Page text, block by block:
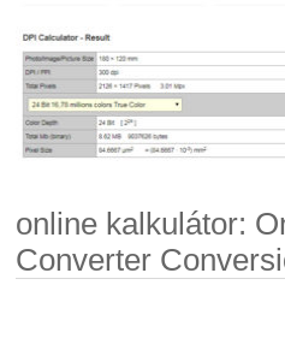
online kalkulátor:
Converter